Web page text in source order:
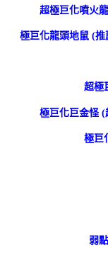
超極巨化噴火
極巨化龍頭地鼠 (
超極
極巨化巨金怪 (
極巨
弱